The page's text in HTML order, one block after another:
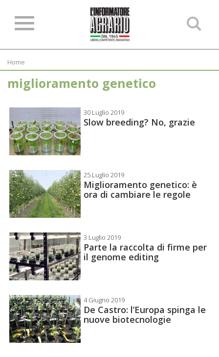
Home
miglioramento genetico
30 Luglio 2019
Slow breeding? No, grazie
25 Luglio 2019
Miglioramento genetico: è
ora di cambiare le regole
3 Luglio 2019
Parte la raccolta di firme per
il genome editing
4 Giugno 2019
De Castro: l’Europa spinga le
nuove biotecnologie